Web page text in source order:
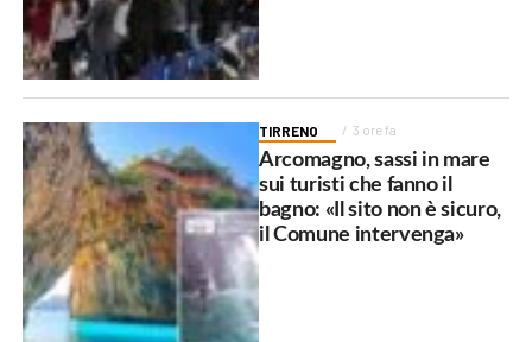
TIRRENO 3 ore fa
Arcomagno, sassi in mare
sui turisti che fanno il
bagno: «Il sito non è sicuro,
il Comune intervenga»